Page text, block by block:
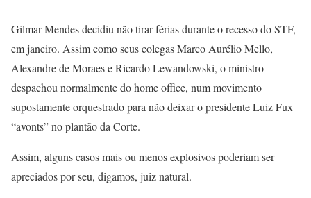
Gilmar Mendes decidiu não tirar férias durante o recesso do STF,
em janeiro. Assim como seus colegas Marco Aurélio Mello,
Alexandre de Moraes e Ricardo Lewandowski, o ministro
despachou normalmente do home office, num movimento
supostamente orquestrado para não deixar o presidente Luiz Fux
“avonts” no plantão da Corte.
Assim, alguns casos mais ou menos explosivos poderiam ser
apreciados por seu, digamos, juiz natural.